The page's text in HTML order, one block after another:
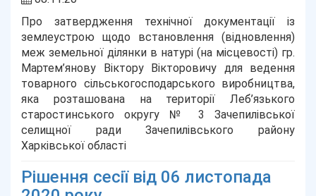
Про затвердження технічної документації із
землеустрою щодо встановлення (відновлення)
меж земельної ділянки в натурі (на місцевості) гр.
Мартем’янову Віктору Вікторовичу для ведення
товарного сільськогосподарського виробництва,
яка розташована на території Леб’язького
старостинського округу № 3 Зачепилівської
селищної ради Зачепилівського району
Харківської області
Рішення сесії від 06 листопада